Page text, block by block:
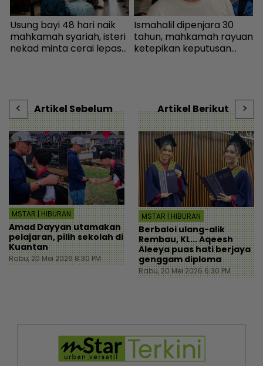
Usung bayi 48 hari naik
mahkamah syariah, isteri
nekad minta cerai lepas
Ismahalil dipenjara 30
tahun, mahkamah rayuan
ketepikan keputusan
Artikel Sebelum
MSTAR | HIBURAN
Amad Dayyan utamakan
pelajaran, pilih sekolah di
Kuantan
Rabu, 20 Mei 2026 8:30 PM
Artikel Berikut
MSTAR | HIBURAN
Berbaloi ulang-alik
Rembau, KL... Aqeesh
Aleeya puas hati berjaya
genggam diploma
Rabu, 20 Mei 2026 6:30 PM